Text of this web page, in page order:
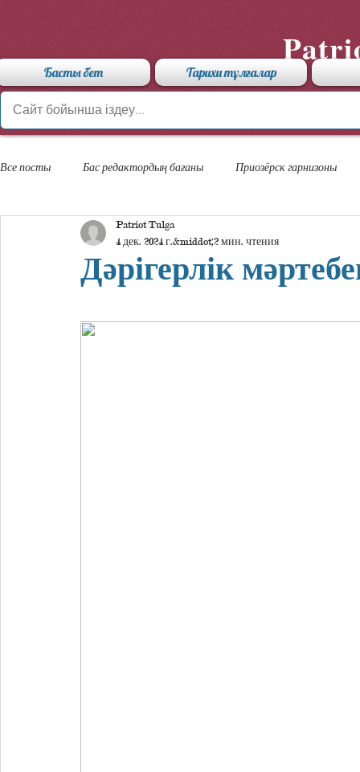
Басты бет Тарихи тұлғалар
Все посты Бас редактордың бағаны Приозёрск гарнизоны
«Арыстан» мамандандырылған лицейі
Дәрігерлік
Patriot Tulga
4 дек. 2024 г.
2 мин. чтения